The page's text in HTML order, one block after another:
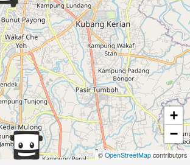
+
−
© OpenStreetMap contributors